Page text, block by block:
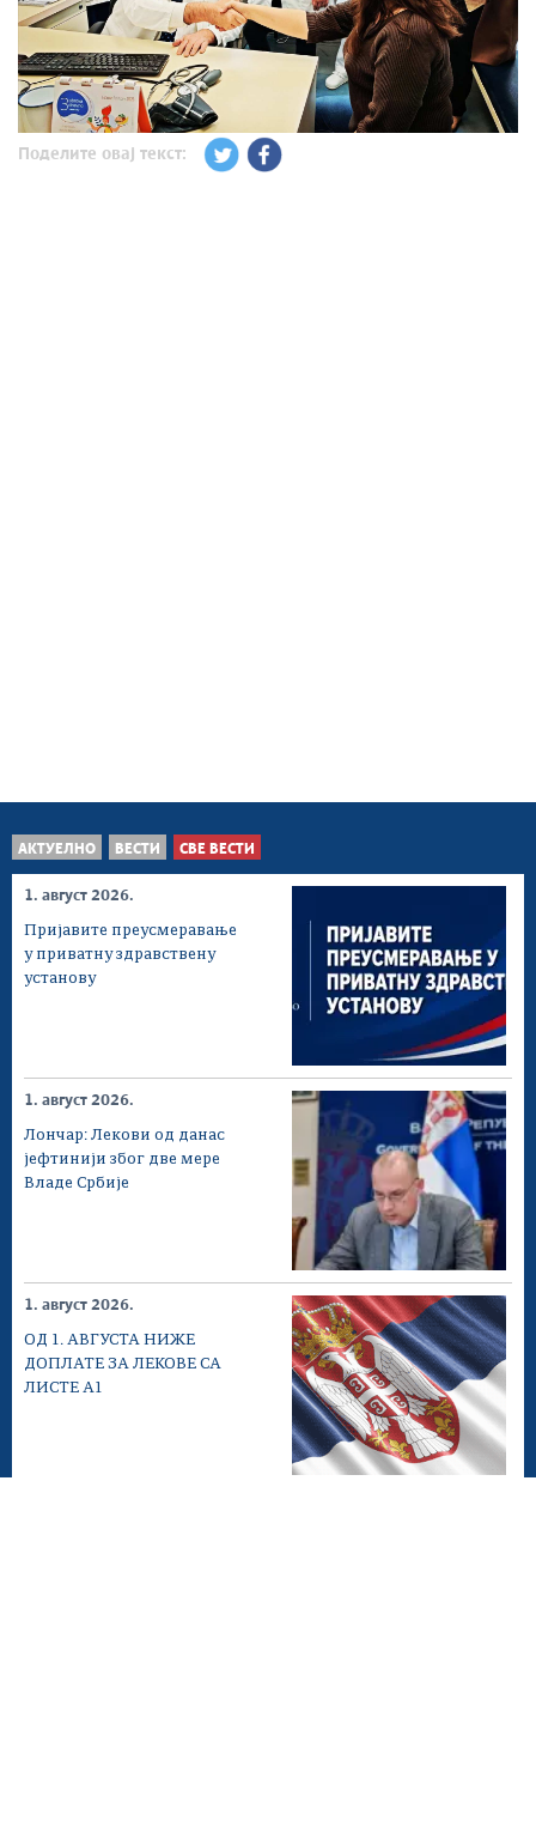
Поделите овај текст:
АКТУЕЛНО ВЕСТИ СВЕ ВЕСТИ
1. август 2026.
Пријавите преусмеравање
у приватну здравствену
установу
1. август 2026.
Лончар: Лекови од данас
јефтинији због две мере
Владе Србије
1. август 2026.
ОД 1. АВГУСТА НИЖЕ
ДОПЛАТЕ ЗА ЛЕКОВЕ СА
ЛИСТЕ А1